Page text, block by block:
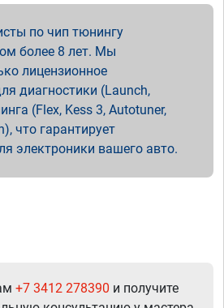
по чип тюнингу
более 8 лет. Мы
лицензионное
диагностики (Launch,
(Flex, Kess 3, Autotuner,
что гарантирует
электроники вашего авто.
+7 3412 278390 и получите